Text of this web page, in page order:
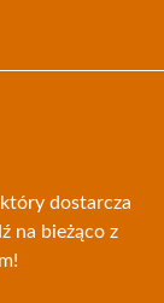
dostarcza
na bieżąco z